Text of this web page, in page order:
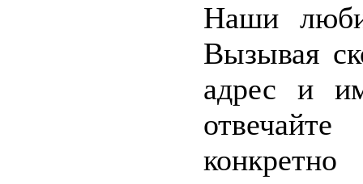
Наши
Вызывая
адрес и